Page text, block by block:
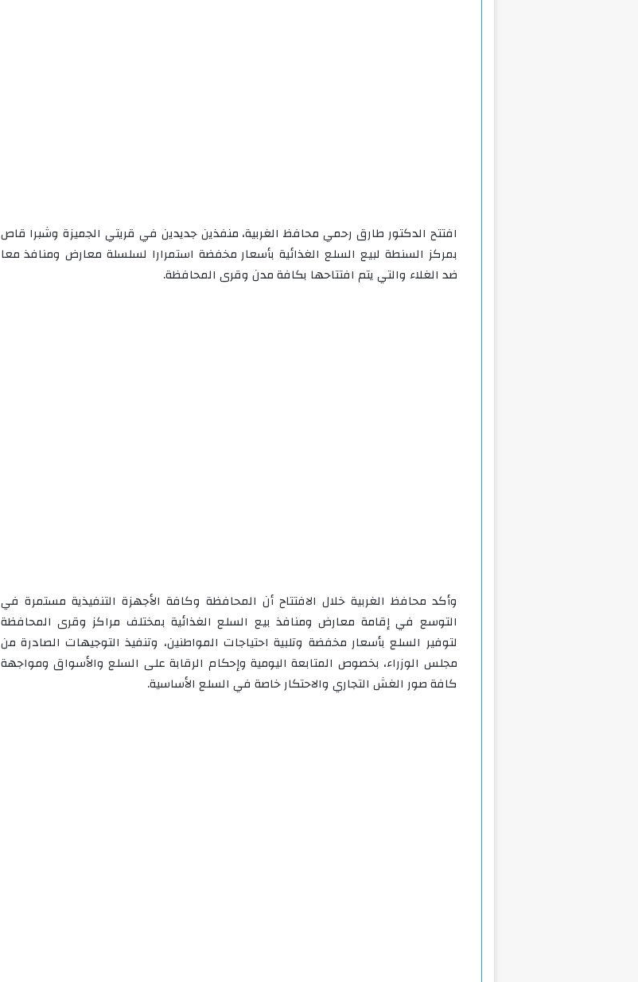
افتتح الدكتور طارق رحمي محافظ الغربية، منفذين جديدين في قريتي الجميزة وشبرا قاص
بمركز السنطة لبيع السلع الغذائية بأسعار مخفضة استمرارا لسلسلة معارض ومنافذ معا
ضد الغلاء والتي يتم افتتاحها بكافة مدن وقرى المحافظة.
وأكد محافظ الغربية خلال الافتتاح أن المحافظة وكافة الأجهزة التنفيذية مستمرة في
التوسع في إقامة معارض ومنافذ بيع السلع الغذائية بمختلف مراكز وقرى المحافظة
لتوفير السلع بأسعار مخفضة وتلبية احتياجات المواطنين، وتنفيذ التوجيهات الصادرة من
مجلس الوزراء، بخصوص المتابعة اليومية وإحكام الرقابة على السلع والأسواق ومواجهة
كافة صور الغش التجاري والاحتكار خاصة في السلع الأساسية.